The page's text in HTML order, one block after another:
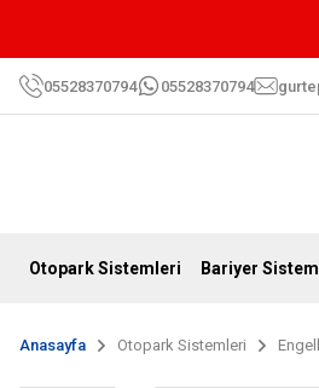
05528370794 05528370794
Otopark Sistemleri Bariyer
Anasayfa Otopark Sistemleri